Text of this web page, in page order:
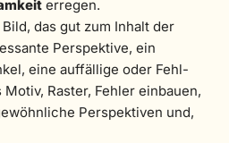
erregen.
das gut zum Inhalt der
Perspektive, ein
eine auffällige oder Fehl-
Raster, Fehler einbauen,
Perspektiven und,